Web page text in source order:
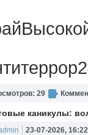
29
каникулы:
23-07-2026, 16:22